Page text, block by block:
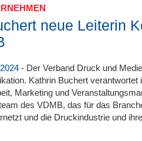
neue Leiterin
- Der Verband Druck und
Kathrin Buchert
Marketing und
des VDMB, das für das
und die Druckindustrie und